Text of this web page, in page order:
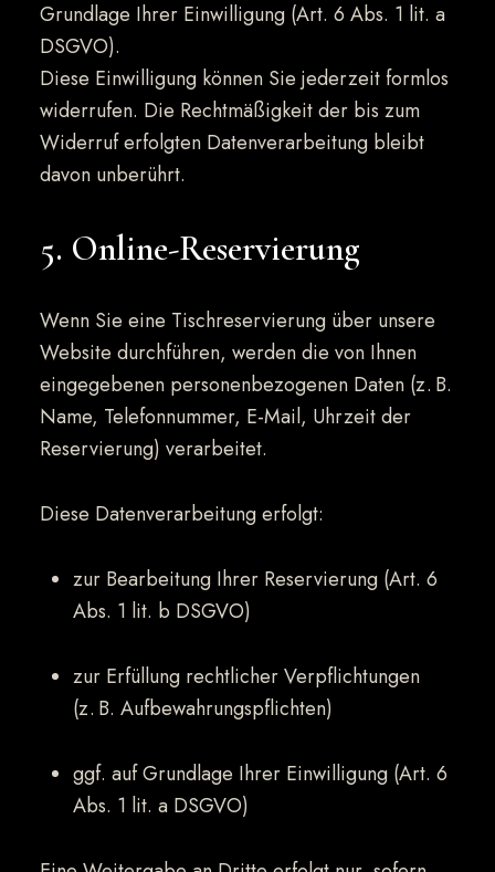
Grundlage Ihrer Einwilligung (Art. 6 Abs. 1 lit. a
DSGVO).
Diese Einwilligung können Sie jederzeit formlos
widerrufen. Die Rechtmäßigkeit der bis zum
Widerruf erfolgten Datenverarbeitung bleibt
davon unberührt.
5. Online-Reservierung
Wenn Sie eine Tischreservierung über unsere
Website durchführen, werden die von Ihnen
eingegebenen personenbezogenen Daten (z. B.
Name, Telefonnummer, E-Mail, Uhrzeit der
Reservierung) verarbeitet.
Diese Datenverarbeitung erfolgt:
zur Bearbeitung Ihrer Reservierung (Art. 6
Abs. 1 lit. b DSGVO)
zur Erfüllung rechtlicher Verpflichtungen
(z. B. Aufbewahrungspflichten)
ggf. auf Grundlage Ihrer Einwilligung (Art. 6
Abs. 1 lit. a DSGVO)